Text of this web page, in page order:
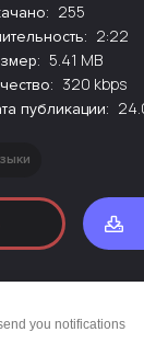
255
2:22
5.41 MB
320 kbps
публикации:
you notifications